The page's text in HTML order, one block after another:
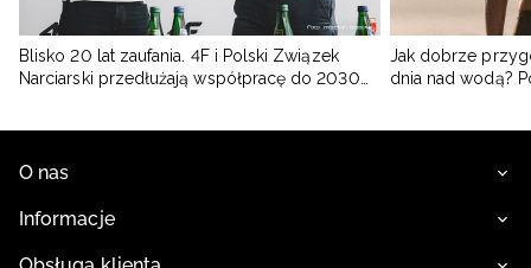
Blisko 20 lat zaufania. 4F i Polski Związek
Narciarski przedłużają współpracę do 2030
Jak dobrze
dnia nad wodą?
O nas
Informacje